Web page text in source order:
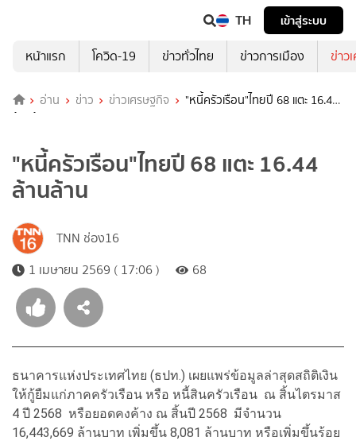
TH
เข้าสู่ระบบ
หน้าแรก
โควิด-19 ข่าวทั่วไทย ข่าวการเมือง ข่าว
อ่าน ข่าว ข่าวเศรษฐกิจ
"หนี้ครัวเรือน"ไทยปี 68 แตะ 16.44
ล้านล้าน
"หนี้ครัวเรือน"ไทยปี 68 แตะ 16.44
ล้านล้าน
TNN ช่อง16
1 เมษายน 2569 ( 17:06 )
68
ธนาคารแห่งประเทศไทย (ธปท.) เผยแพร่ข้อมูลล่าสุดสถิติเงิน
ให้กู้ยืมแก่ภาคครัวเรือน หรือ หนี้สินครัวเรือน ณ สิ้นไตรมาส
4 ปี 2568 หรือยอดคงค้าง ณ สิ้นปี 2568 มีจำนวน
16,443,669 ล้านบาท เพิ่มขึ้น 8,081 ล้านบาท หรือเพิ่มขึ้นร้อย